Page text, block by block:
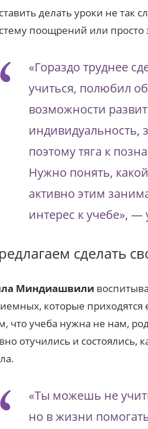
делать уроки не так
поощрений или просто
«Гораздо труднее
учиться, полюбил
возможности
индивидуальность,
поэтому тяга к
Нужно понять,
активно этим
интерес к учебе»,
сделать
Миндиашвили
которые
что учеба нужна не нам,
отучились и состоялись,
«Ты можешь не
но в жизни